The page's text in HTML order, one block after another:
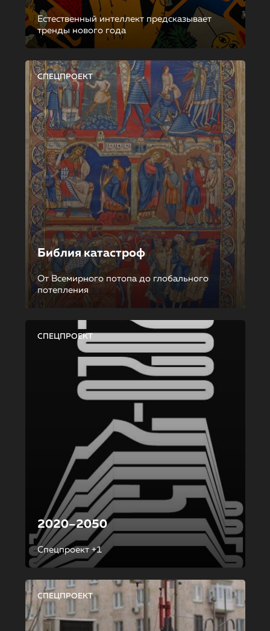
Естественный интеллект предсказывает
тренды нового года
СПЕЦПРОЕКТ
Библия катастроф
От Всемирного потопа до глобального
потепления
СПЕЦПРОЕКТ
2020–2050
Спецпроект +1
СПЕЦПРОЕКТ